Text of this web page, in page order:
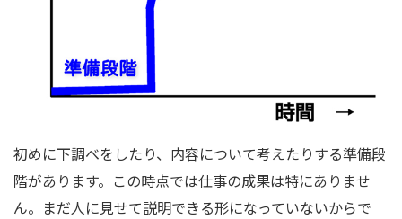
初めに下調べをしたり、内容について考えたりする準備段
階があります。この時点では仕事の成果は特にありませ
ん。まだ人に見せて説明できる形になっていないからで